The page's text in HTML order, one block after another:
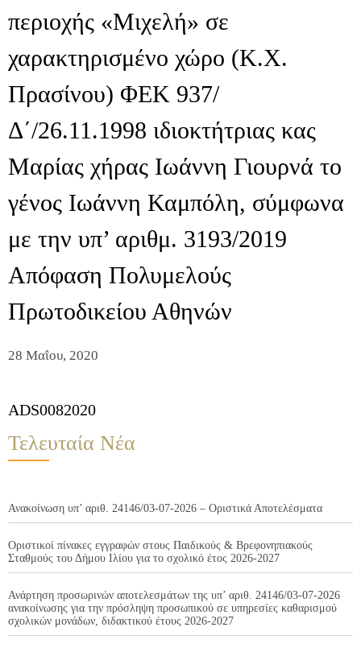
περιοχής «Μιχελή» σε
χαρακτηρισμένο χώρο (Κ.Χ.
Πρασίνου) ΦΕΚ 937/
Δ΄/26.11.1998 ιδιοκτήτριας κας
Μαρίας χήρας Ιωάννη Γιουρνά το
γένος Ιωάννη Καμπόλη, σύμφωνα
με την υπ’ αριθμ. 3193/2019
Απόφαση Πολυμελούς
Πρωτοδικείου Αθηνών
28 Μαΐου, 2020
ADS0082020
Τελευταία Νέα
Ανακοίνωση υπ’ αριθ. 24146/03-07-2026 – Οριστικά Αποτελέσματα
Οριστικοί πίνακες εγγραφών στους Παιδικούς & Βρεφονηπιακούς
Σταθμούς του Δήμου Ιλίου για το σχολικό έτος 2026-2027
Ανάρτηση προσωρινών αποτελεσμάτων της υπ’ αριθ. 24146/03-07-2026
ανακοίνωσης για την πρόσληψη προσωπικού σε υπηρεσίες καθαρισμού
σχολικών μονάδων, διδακτικού έτους 2026-2027